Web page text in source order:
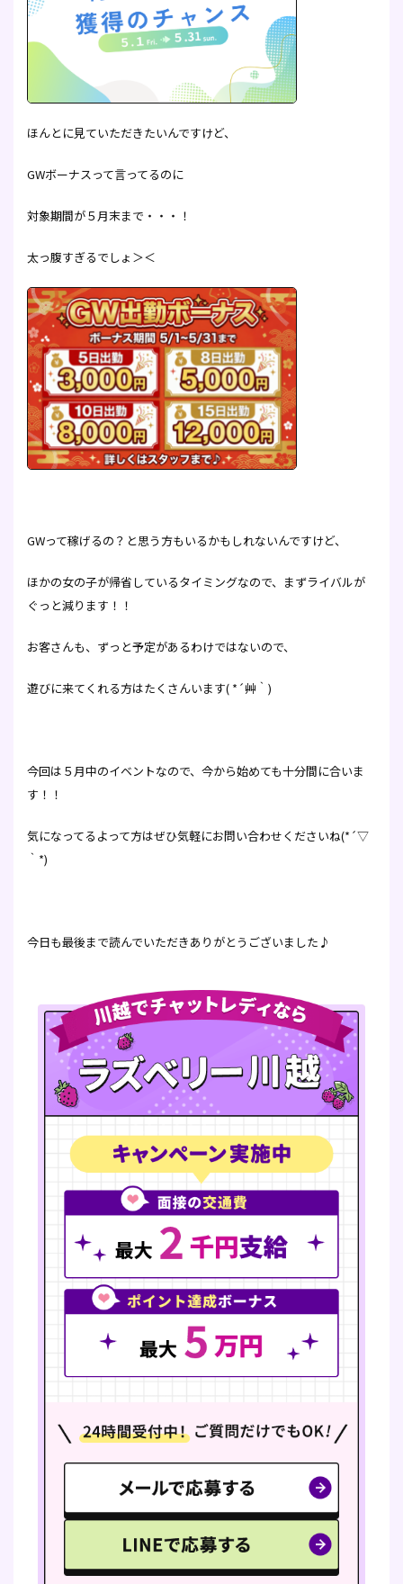
ほんとに見ていただきたいんですけど、
GWボーナスって言ってるのに
対象期間が５月末まで・・・！
太っ腹すぎるでしょ＞＜
GWって稼げるの？と思う方もいるかもしれないんですけど、
ほかの女の子が帰省しているタイミングなので、まずライバルが
ぐっと減ります！！
お客さんも、ずっと予定があるわけではないので、
遊びに来てくれる方はたくさんいます( *´艸｀)
今回は５月中のイベントなので、今から始めても十分間に合いま
す！！
気になってるよって方はぜひ気軽にお問い合わせくださいね(*´▽
｀*)
今日も最後まで読んでいただきありがとうございました♪